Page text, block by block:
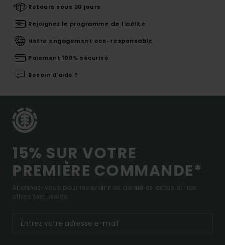
Retours sous 30 jours
Rejoignez le programme de fidélité
Notre engagement eco-responsable
Paiement 100% sécurisé
Besoin d'aide ?
15% SUR VOTRE
PREMIÈRE COMMANDE*
Abonnez-vous pour recevoir nos dernières actus et nos
offres exclusives.